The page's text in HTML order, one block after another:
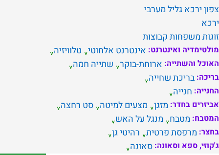
צפוןירכאגליל מערבי
ירכא
זוגותמשפחותקבוצות
מולטימדיה ואינטרנט: אינטרנט אלחוטי טלוויזיה
האוכל והשתייה: ארוחת-בוקר שתייה חמה
בריכה: בריכת שחייה
החנייה: חנייה
אביזרים בחדר: מזגן מצעים למיטה סט רחצה
המטבח: מטבח מנגל על האש
בחצר: מרפסת פרטית רהיטי גן
ג'קוזי, ספא וסאונה: סאונה